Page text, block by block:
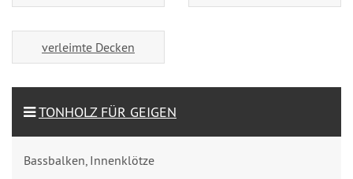
verleimte Decken
TONHOLZ FÜR GEIGEN
Bassbalken, Innenklötze